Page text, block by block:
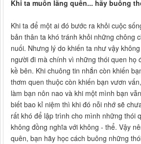
Khi ta muốn lãng quên... hãy buông
Khi ta để một ai đó bước ra khỏi cuộc
bản thân ta khó tránh khỏi những chông
nuối. Nhưng lý do khiến ta như vậy
người đi mà chính vì những thói quen họ
kề bên. Khi chuông tin nhắn còn khiến
thơm quen thuộc còn khiến bạn vươn
làm bạn nôn nao và khi một mình bạn
biết bao kỉ niệm thì khi đó nỗi nhớ sẽ
rất khó để lập trình cho mình những thói
không đồng nghĩa với không - thể. Vậy
quên, bạn hãy học cách buông những